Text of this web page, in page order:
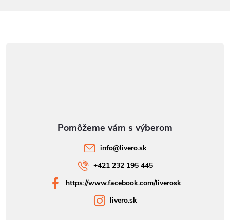
info@livero.sk
+421 232 195 445
https://www.facebook.com/liverosk
livero.sk